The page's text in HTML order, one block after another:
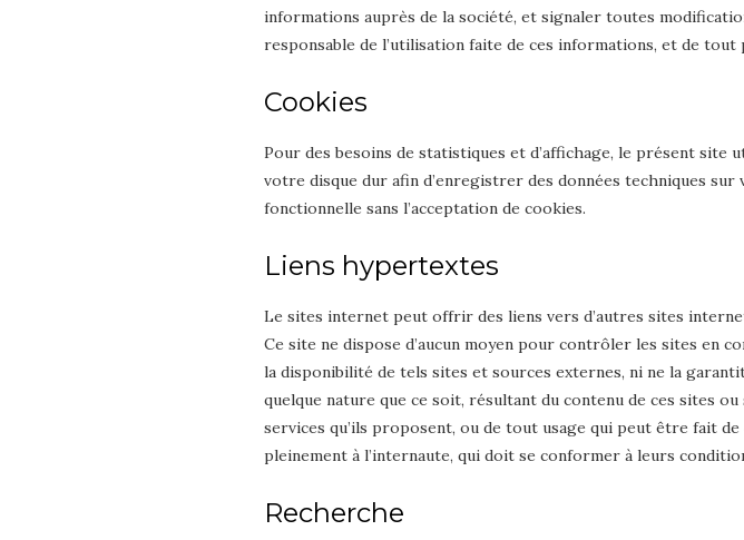
informations auprès de la société, et signaler toutes
responsable de l’utilisation faite de ces informations, et de
Cookies
Pour des besoins de statistiques et d’affichage, le présent
votre disque dur afin d’enregistrer des données techniques
fonctionnelle sans l’acceptation de cookies.
Liens hypertextes
Le sites internet peut offrir des liens vers d’autres sites
Ce site ne dispose d’aucun moyen pour contrôler les sites en
la disponibilité de tels sites et sources externes, ni ne la
quelque nature que ce soit, résultant du contenu de ces sites
services qu’ils proposent, ou de tout usage qui peut être fait
pleinement à l’internaute, qui doit se conformer à leurs
Recherche